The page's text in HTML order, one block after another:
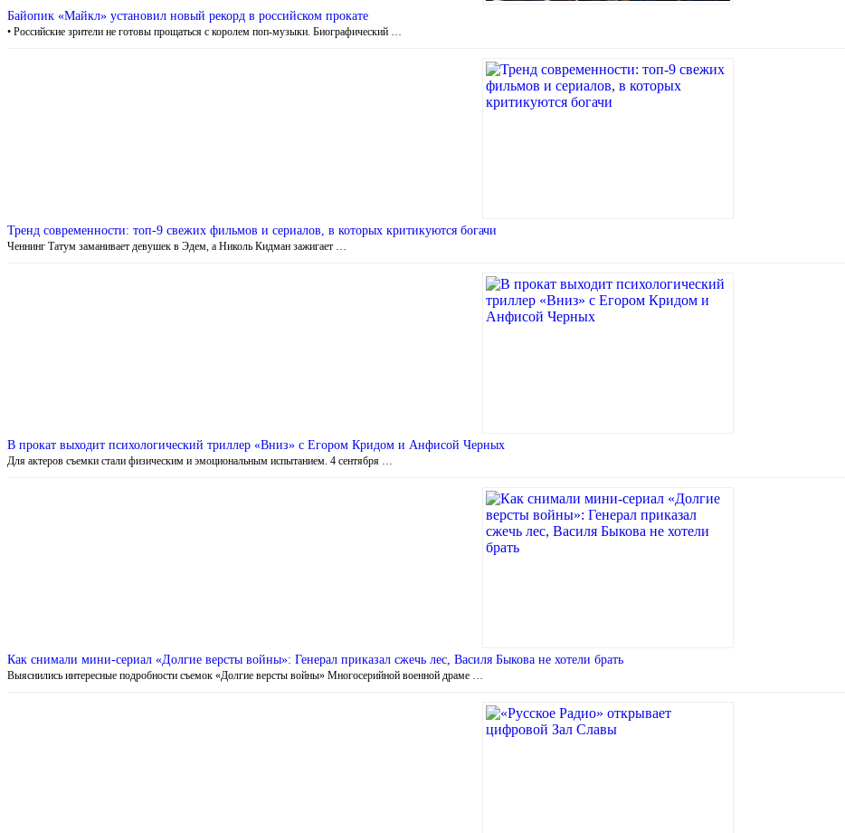
Байопик «Майкл» установил новый рекорд в российском прокате
• Российские зрители не готовы прощаться с королем поп-музыки. Биографический …
Тренд современности: топ-9 свежих фильмов и сериалов, в которых критикуются богачи
Ченнинг Татум заманивает девушек в Эдем, а Николь Кидман зажигает …
В прокат выходит психологический триллер «Вниз» с Егором Кридом и Анфисой Черных
Для актеров съемки стали физическим и эмоциональным испытанием. 4 сентября …
Как снимали мини-сериал «Долгие версты войны»: Генерал приказал сжечь лес, Василя Быкова не хотели брать
Выяснились интересные подробности съемок «Долгие версты войны» Многосерийной военной драме …